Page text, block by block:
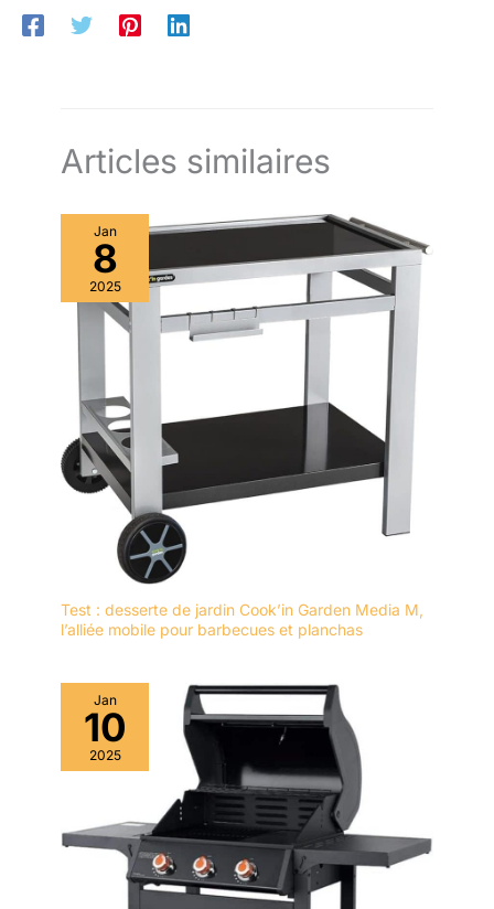
Articles similaires
Jan
8
2025
Test : desserte de jardin Cook’in Garden Media M,
l’alliée mobile pour barbecues et planchas
Jan
10
2025